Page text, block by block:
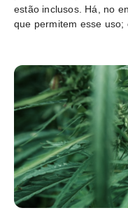
estão inclusos. Há, no
que permitem esse uso;